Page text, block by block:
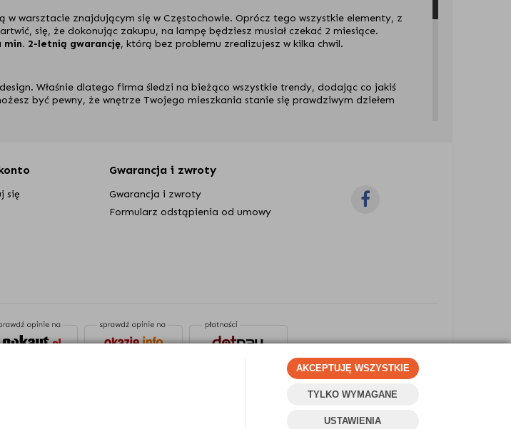
AKCEPTUJĘ WSZYSTKIE
TYLKO WYMAGANE
USTAWIENIA
warsztacie znajdującym się w Częstochowie. Oprócz tego wszystkie elementy, z
się, że dokonując zakupu, na lampę będziesz musiał czekać 2 miesiące.
2-letnią gwarancję, którą bez problemu zrealizujesz w kilka chwil.
Właśnie dlatego firma śledzi na bieżąco wszystkie trendy, dodając co jakiś
być pewny, że wnętrze Twojego mieszkania stanie się prawdziwym dziełem
lata, ale również wspierasz polski rynek. Warto zwrócić na to uwagę podczas
się
Gwarancja i zwroty
Gwarancja i zwroty
Formularz odstąpienia od umowy